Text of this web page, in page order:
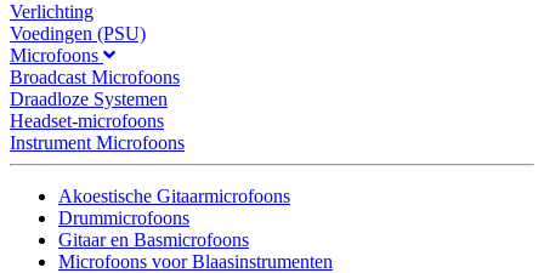
Verlichting
Voedingen (PSU)
Microfoons
Broadcast Microfoons
Draadloze Systemen
Headset-microfoons
Instrument Microfoons
Akoestische Gitaarmicrofoons
Drummicrofoons
Gitaar en Basmicrofoons
Microfoons voor Blaasinstrumenten